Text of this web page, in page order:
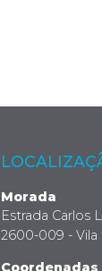
Morada
Estrada Carlos
2600-009 - Vila
Coordenadas